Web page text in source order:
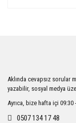
Ürün
Ürün bilgilerinde
Ürün fiyatı diğer
Aklında cevapsız sorular
yazabilir, sosyal medya
Ayrıca, bize hafta içi
0507 134 17 48